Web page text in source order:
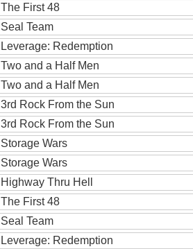
The First 48
Seal Team
Leverage: Redemption
Two and a Half Men
Two and a Half Men
3rd Rock From the Sun
3rd Rock From the Sun
Storage Wars
Storage Wars
Highway Thru Hell
The First 48
Seal Team
Leverage: Redemption